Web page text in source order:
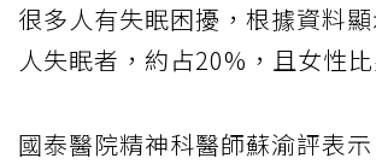
很多人有失眠困擾，根據資料
人失眠者，約占20%，且女性比
國泰醫院精神科醫師蘇渝評表